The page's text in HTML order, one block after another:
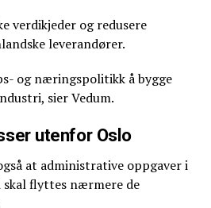
verdikjeder og redusere
leverandører.
og næringspolitikk å bygge
sier Vedum.
utenfor Oslo
at administrative oppgaver i
flyttes nærmere de